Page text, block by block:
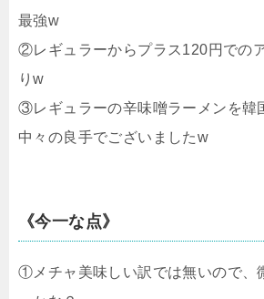
最強w
②レギュラーからプラス120円での
りw
③レギュラーの辛味噌ラーメンを韓
中々の良手でございましたw
《今一な点》
①メチャ美味しい訳では無いので、